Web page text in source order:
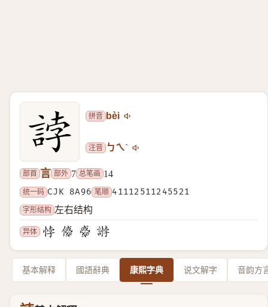
拼音 bèi
注音 ㄅㄟˋ
部首 言 部外 7 总笔画 14
统一码 CJK 8A96 笔顺 41112511245521
字形结构 左右结构
异体
基本解释 國語辭典 康熙字典 说文解字 音韵方